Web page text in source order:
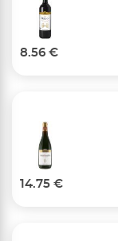
8.56 €
14.75 €